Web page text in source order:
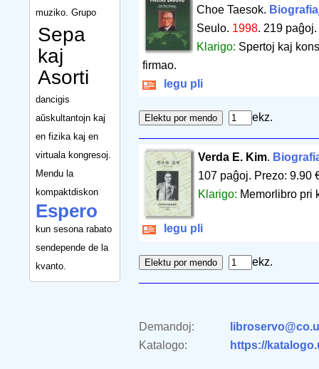
muziko. Grupo
Sepa
kaj
Asorti
dancigis
aŭskultantojn kaj
en fizika kaj en
virtuala kongresoj.
Mendu la
kompaktdiskon
Espero
kun sesona rabato
sendepende de la
kvanto.
Choe Taesok.
Seulo. 1998. 219 paĝoj.
Klarigo: Spertoj kaj
firmao.
legu pli
ekz.
Verda E. Kim.
107 paĝoj. Prezo: 9.90
Klarigo: Memorlibro pri
legu pli
ekz.
Demandoj:
Katalogo:
https://